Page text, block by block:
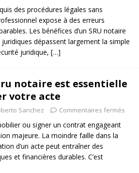
des procédures légales sans
expose à des erreurs
Les bénéfices d’un SRU notaire
dépassent largement la simple
juridique, […]
notaire est essentielle
votre acte
Sanchez Commentaires fermés
ou signer un contrat engageant
majeure. La moindre faille dans la
d’un acte peut entraîner des
et financières durables. C’est